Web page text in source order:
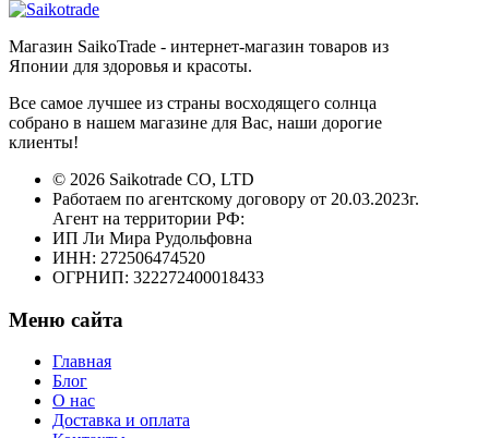
Магазин SaikoTrade - интернет-магазин товаров из
Японии для здоровья и красоты.
Все самое лучшее из страны восходящего солнца
собрано в нашем магазине для Вас, наши дорогие
клиенты!
© 2026 Saikotrade CO, LTD
Работаем по агентскому договору от 20.03.2023г.
Агент на территории РФ:
ИП Ли Мира Рудольфовна
ИНН: 272506474520
ОГРНИП: 322272400018433
Меню сайта
Главная
Блог
О нас
Доставка и оплата